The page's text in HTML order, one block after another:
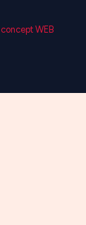
concept WEB